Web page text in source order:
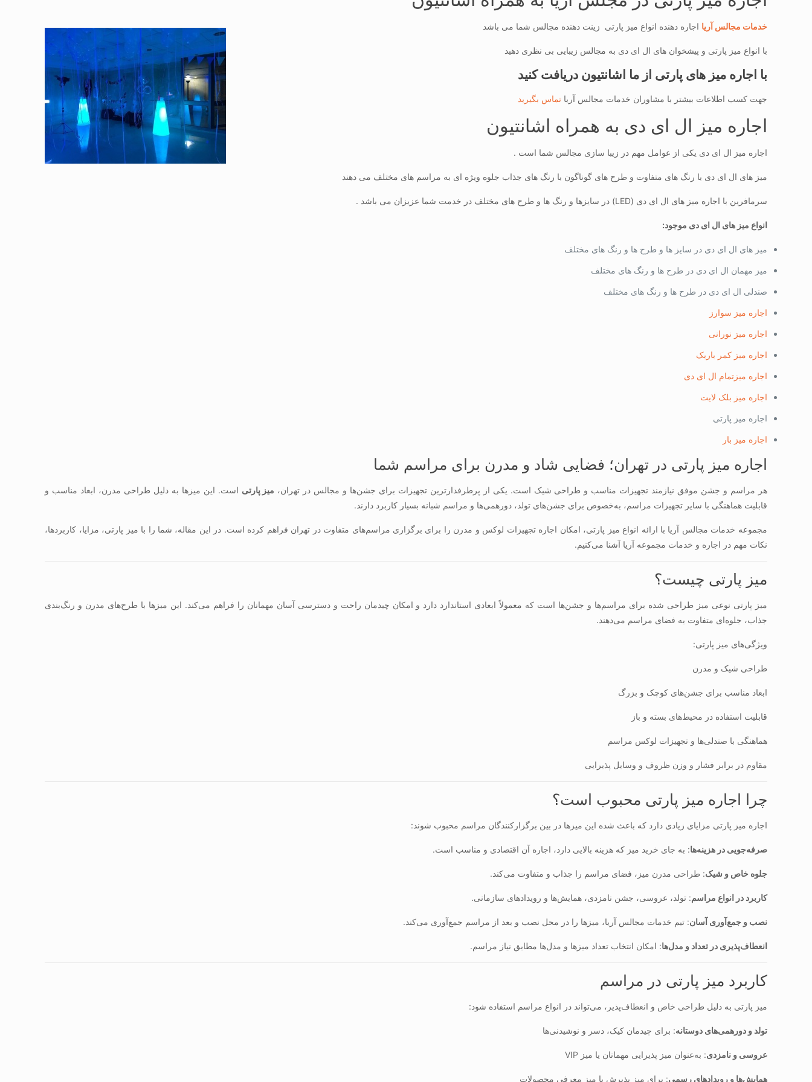
خدمات مجالس آریا اجاره دهنده انواع میز پارتی زینت دهنده مجالس شما می باشد
با انواع میز پارتی و پیشخوان های ال ای دی به مجالس زیبایی بی نظری دهید
با اجاره میز های پارتی از ما اشانتیون دریافت کنید
جهت کسب اطلاعات بیشتر با مشاوران خدمات مجالس آریاتماس بگیرید
اجاره میز ال ای دی به همراه اشانتیون
اجاره میز ال ای دی یکی از عوامل مهم در زیبا سازی مجالس شما است .
میز های ال ای دی با رنگ های متفاوت و طرح های گوناگون با رنگ های جذاب جلوه ویژه ای به مراسم های مختلف می دهند
سرمافرین با اجاره میز های ال ای دی (LED) در سایزها و رنگ ها و طرح های مختلف در خدمت شما عزیزان می باشد .
انواع میز های ال ای دی موجود:
میز های ال ای دی در سایز ها و طرح ها و رنگ های مختلف
میز مهمان ال ای دی در طرح ها و رنگ های مختلف
صندلی ال ای دی در طرح ها و رنگ های مختلف
اجاره میز سوارز
اجاره میز نورانی
اجاره میز کمر باریک
اجاره میزتمام ال ای دی
اجاره میز بلک لایت
اجاره میز پارتی
اجاره میز بار
اجاره میز پارتی در تهران؛ فضایی شاد و مدرن برای مراسم شما
هر مراسم و جشن موفق نیازمند تجهیزات مناسب و طراحی شیک است. یکی از پرطرفدارترین تجهیزات برای جشن‌ها و مجالس در تهران، میز پارتی است. این میزها به دلیل طراحی مدرن، ابعاد مناسب و
قابلیت هماهنگی با سایر تجهیزات مراسم، به‌خصوص برای جشن‌های تولد، دورهمی‌ها و مراسم شبانه بسیار کاربرد دارند.
مجموعه خدمات مجالس آریا با ارائه انواع میز پارتی، امکان اجاره تجهیزات لوکس و مدرن را برای برگزاری مراسم‌های متفاوت در تهران فراهم کرده است. در این مقاله، شما را با میز پارتی، مزایا، کاربردها،
نکات مهم در اجاره و خدمات مجموعه آریا آشنا می‌کنیم.
میز پارتی چیست؟
میز پارتی نوعی میز طراحی شده برای مراسم‌ها و جشن‌ها است که معمولاً ابعادی استاندارد دارد و امکان چیدمان راحت و دسترسی آسان مهمانان را فراهم می‌کند. این میزها با طرح‌های مدرن و رنگ‌بندی
جذاب، جلوه‌ای متفاوت به فضای مراسم می‌دهند.
ویژگی‌های میز پارتی:
طراحی شیک و مدرن
ابعاد مناسب برای جشن‌های کوچک و بزرگ
قابلیت استفاده در محیط‌های بسته و باز
هماهنگی با صندلی‌ها و تجهیزات لوکس مراسم
مقاوم در برابر فشار و وزن ظروف و وسایل پذیرایی
چرا اجاره میز پارتی محبوب است؟
اجاره میز پارتی مزایای زیادی دارد که باعث شده این میزها در بین برگزارکنندگان مراسم محبوب شوند:
صرفه‌جویی در هزینه‌ها: به جای خرید میز که هزینه بالایی دارد، اجاره آن اقتصادی و مناسب است.
جلوه خاص و شیک: طراحی مدرن میز، فضای مراسم را جذاب و متفاوت می‌کند.
کاربرد در انواع مراسم: تولد، عروسی، جشن نامزدی، همایش‌ها و رویدادهای سازمانی.
نصب و جمع‌آوری آسان: تیم خدمات مجالس آریا، میزها را در محل نصب و بعد از مراسم جمع‌آوری می‌کند.
انعطاف‌پذیری در تعداد و مدل‌ها: امکان انتخاب تعداد میزها و مدل‌ها مطابق نیاز مراسم.
کاربرد میز پارتی در مراسم
میز پارتی به دلیل طراحی خاص و انعطاف‌پذیر، می‌تواند در انواع مراسم استفاده شود:
تولد و دورهمی‌های دوستانه: برای چیدمان کیک، دسر و نوشیدنی‌ها
عروسی و نامزدی: به‌عنوان میز پذیرایی مهمانان یا میز VIP
همایش‌ها و رویدادهای رسمی: برای میز پذیرش یا میز معرفی محصولات